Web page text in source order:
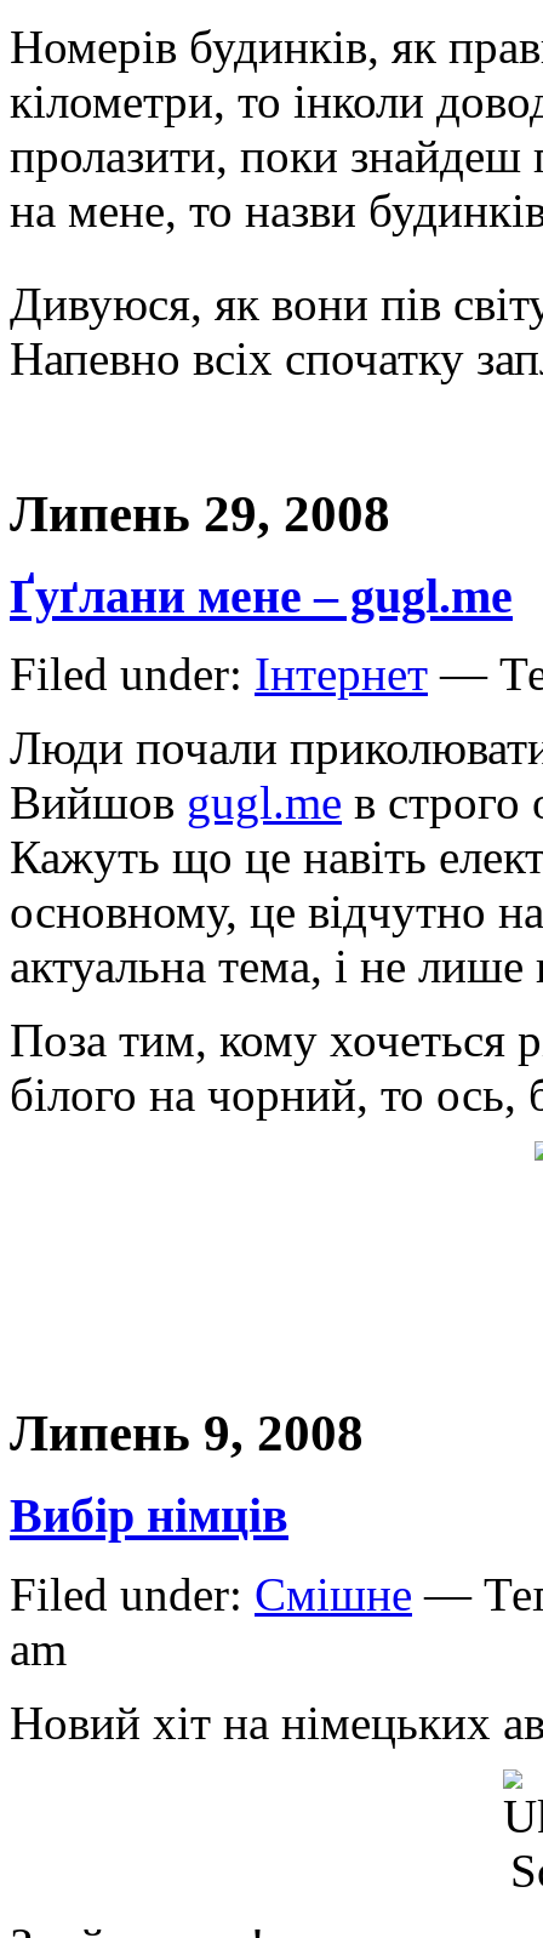
Номерів будинків, як
кілометри, то інколи
пролазити, поки знайдеш
на мене, то назви
Дивуюся, як вони пів
Напевно всіх спочатку
Липень 29, 2008
Ґуґлани мене – gugl.me
Filed under: Інтернет —
Люди почали
Вийшов gugl.me в строго
Кажуть що це навіть
основному, це відчутно
актуальна тема, і не лише
Поза тим, кому хочеться
білого на чорний, то ось,
Липень 9, 2008
Вибір німців
Filed under: Смішне —
am
Новий хіт на німецьких